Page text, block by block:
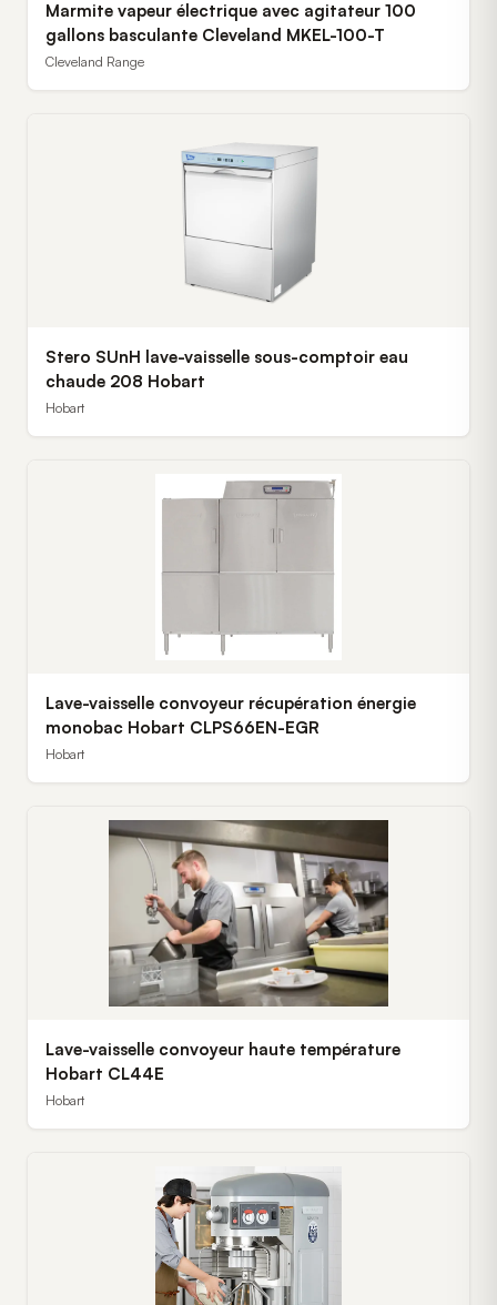
Marmite vapeur électrique avec agitateur 100
gallons basculante Cleveland MKEL-100-T
Cleveland Range
Stero SUnH lave-vaisselle sous-comptoir eau
chaude 208 Hobart
Hobart
Lave-vaisselle convoyeur récupération énergie
monobac Hobart CLPS66EN-EGR
Hobart
Lave-vaisselle convoyeur haute température
Hobart CL44E
Hobart